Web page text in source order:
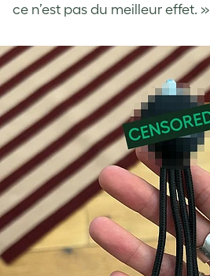
ce n’est pas du meilleur effet. »